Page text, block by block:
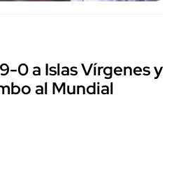
0 a Islas Vírgenes y
al Mundial